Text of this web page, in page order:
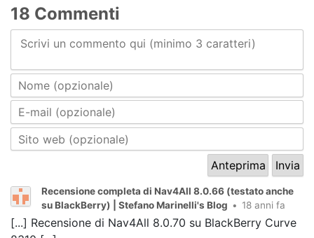
18 Commenti
Scrivi un commento qui (minimo 3 caratteri)
Recensione completa di Nav4All 8.0.66 (testato anche
su BlackBerry) | Stefano Marinelli's Blog • 18 anni fa
[...] Recensione di Nav4All 8.0.70 su BlackBerry Curve